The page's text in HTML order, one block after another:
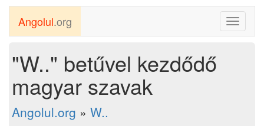
Toggle
Angolul.org
"W.." betűvel kezdődő
magyar szavak
Angolul.org » W..